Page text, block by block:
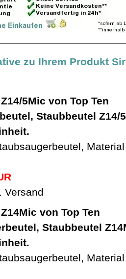
zu Ihrem Produkt
5Mic von Top Ten
Versand
von Top Ten